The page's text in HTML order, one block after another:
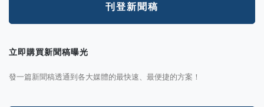
刊登新聞稿
立即購買新聞稿曝光
發一篇新聞稿透通到各大媒體的最快速、最便捷的方案！